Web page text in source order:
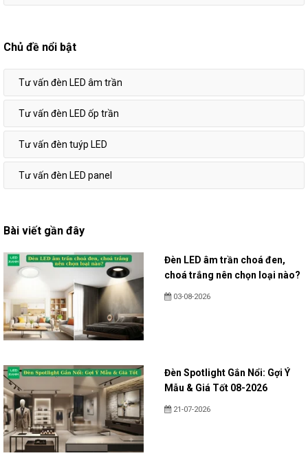
Chủ đề nổi bật
Tư vấn đèn LED âm trần
Tư vấn đèn LED ốp trần
Tư vấn đèn tuýp LED
Tư vấn đèn LED panel
Bài viết gần đây
Đèn LED âm trần choá đen,
choá trắng nên chọn loại nào?
03-08-2026
Đèn Spotlight Gắn Nổi: Gợi Ý
Mẫu & Giá Tốt 08-2026
21-07-2026